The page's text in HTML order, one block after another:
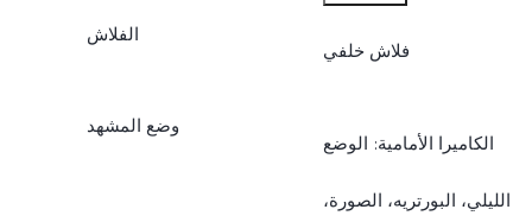
الفلاش
فلاش خلفي
وضع المشهد
الكامیرا الأمامیة: الوضع
الليلي، البورتريه، الصورة،